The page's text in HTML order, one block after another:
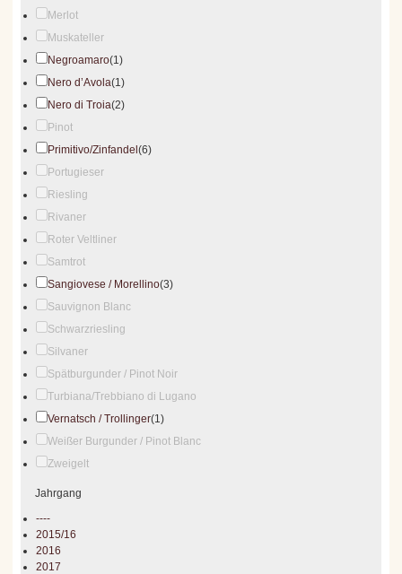
Merlot
Muskateller
Negroamaro(1)
Nero d’Avola(1)
Nero di Troia(2)
Pinot
Primitivo/Zinfandel(6)
Portugieser
Riesling
Rivaner
Roter Veltliner
Samtrot
Sangiovese / Morellino(3)
Sauvignon Blanc
Schwarzriesling
Silvaner
Spätburgunder / Pinot Noir
Turbiana/Trebbiano di Lugano
Vernatsch / Trollinger(1)
Weißer Burgunder / Pinot Blanc
Zweigelt
Jahrgang
----
2015/16
2016
2017